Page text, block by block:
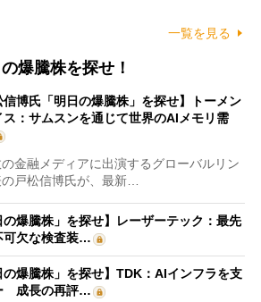
一覧を見る
爆騰株を探せ！
信博氏「明日の爆騰株」を探せ】トーメン
ス：サムスンを通じて世界のAIメモリ需
金融メディアに出演するグローバルリン
戸松信博氏が、最新…
の爆騰株」を探せ】レーザーテック：最先
可欠な検査装…
の爆騰株」を探せ】TDK：AIインフラを支
成長の再評…